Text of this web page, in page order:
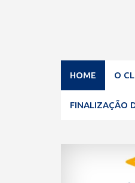
HOME O
FINALIZAÇÃO